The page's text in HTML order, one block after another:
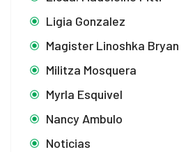
Ligia Gonzalez
Magister Linoshka Bryan
Militza Mosquera
Myrla Esquivel
Nancy Ambulo
Noticias